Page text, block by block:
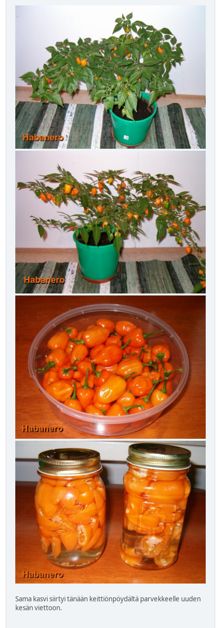
Sama kasvi siirtyi tänään keittiönpöydältä parvekkeelle uuden
kesän viettoon.